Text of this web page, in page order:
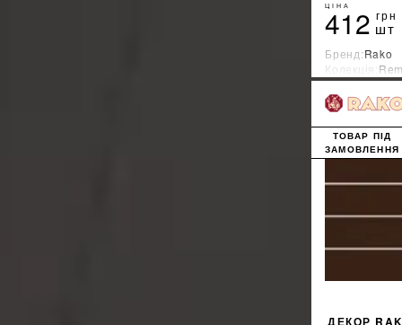
ЦІНА
412 грн
шт
Бренд:Rako
Колекція:
Країна-
ДЕКОР
ТОВАР ПІД
ЗАМОВЛЕННЯ